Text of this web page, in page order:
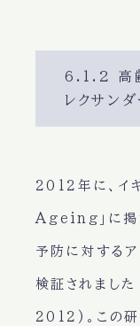
6.1.2 高
レクサン
2012年に、イ
Ageing」に掲
予防に対する
検証されま
2012)。この研